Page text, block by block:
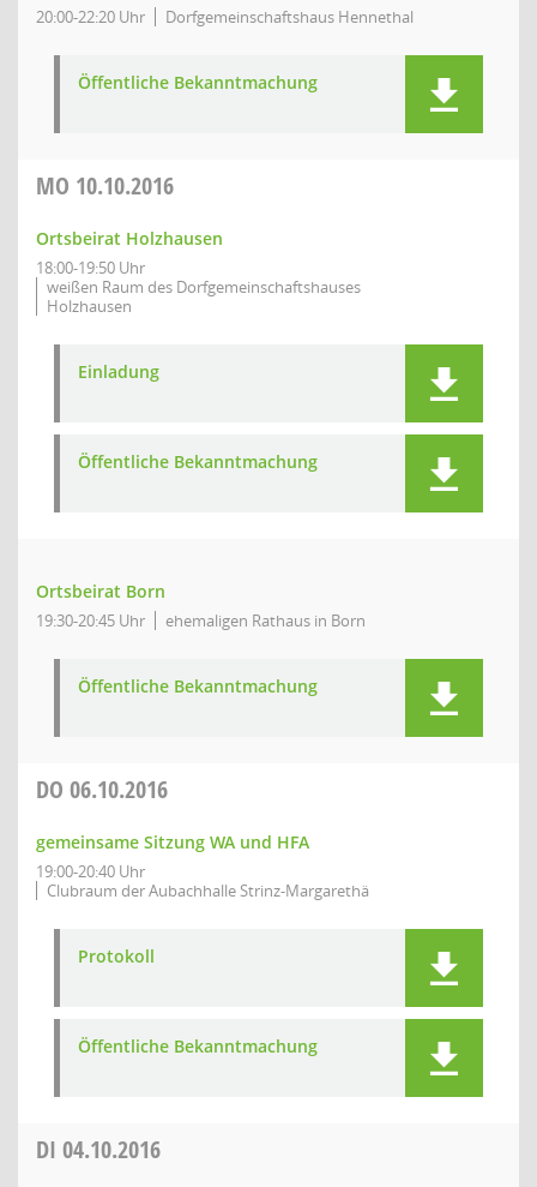
20:00-22:20 Uhr Dorfgemeinschaftshaus Hennethal
Öffentliche Bekanntmachung
MO 10.10.2016
Ortsbeirat Holzhausen
18:00-19:50 Uhr
weißen Raum des Dorfgemeinschaftshauses
Holzhausen
Einladung
Öffentliche Bekanntmachung
Ortsbeirat Born
19:30-20:45 Uhr ehemaligen Rathaus in Born
Öffentliche Bekanntmachung
DO 06.10.2016
gemeinsame Sitzung WA und HFA
19:00-20:40 Uhr
Clubraum der Aubachhalle Strinz-Margarethä
Protokoll
Öffentliche Bekanntmachung
DI 04.10.2016